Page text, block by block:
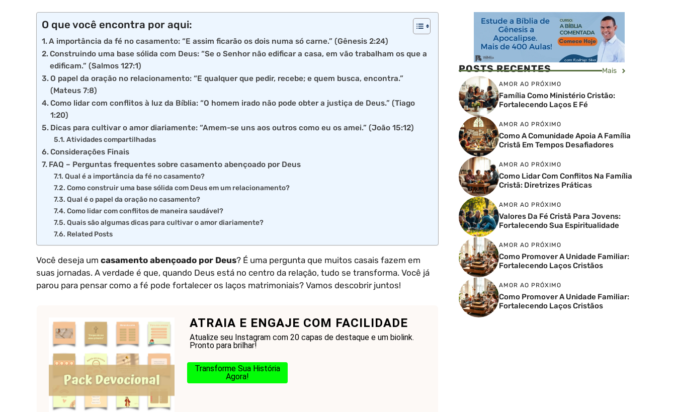
O que você encontra por aqui:
A importância da fé no casamento: “E assim ficarão os dois numa só carne.” (Gênesis 2:24)
Construindo uma base sólida com Deus: “Se o Senhor não edificar a casa, em vão trabalham os que a
edificam.” (Salmos 127:1)
O papel da oração no relacionamento: “E qualquer que pedir, recebe; e quem busca, encontra.”
(Mateus 7:8)
Como lidar com conflitos à luz da Bíblia: “O homem irado não pode obter a justiça de Deus.” (Tiago
1:20)
Dicas para cultivar o amor diariamente: “Amem-se uns aos outros como eu os amei.” (João 15:12)
Atividades compartilhadas
Considerações Finais
FAQ – Perguntas frequentes sobre casamento abençoado por Deus
Qual é a importância da fé no casamento?
Como construir uma base sólida com Deus em um relacionamento?
Qual é o papel da oração no casamento?
Como lidar com conflitos de maneira saudável?
Quais são algumas dicas para cultivar o amor diariamente?
Related Posts
Você deseja um casamento abençoado por Deus? É uma pergunta que muitos casais fazem em
suas jornadas. A verdade é que, quando Deus está no centro da relação, tudo se transforma. Você já
parou para pensar como a fé pode fortalecer os laços matrimoniais? Vamos descobrir juntos!
ATRAIA E ENGAJE COM FACILIDADE
Atualize seu Instagram com 20 capas de destaque e um biolink.
Pronto para brilhar!
Transforme Sua História
Agora!
POSTS RECENTES Mais
AMOR AO PRÓXIMO
Família Como Ministério Cristão:
Fortalecendo Laços E Fé
AMOR AO PRÓXIMO
Como A Comunidade Apoia A Família
Cristã Em Tempos Desafiadores
AMOR AO PRÓXIMO
Como Lidar Com Conflitos Na Família
Cristã: Diretrizes Práticas
AMOR AO PRÓXIMO
Valores Da Fé Cristã Para Jovens:
Fortalecendo Sua Espiritualidade
AMOR AO PRÓXIMO
Como Promover A Unidade Familiar:
Fortalecendo Laços Cristãos
AMOR AO PRÓXIMO
Como Promover A Unidade Familiar:
Fortalecendo Laços Cristãos